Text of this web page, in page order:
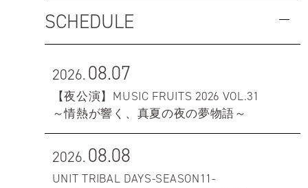
SCHEDULE
2026.08.07
【夜公演】MUSIC FRUITS 2026 VOL.31
～情熱が響く、真夏の夜の夢物語～
2026.08.08
UNIT TRIBAL DAYS-SEASON11-